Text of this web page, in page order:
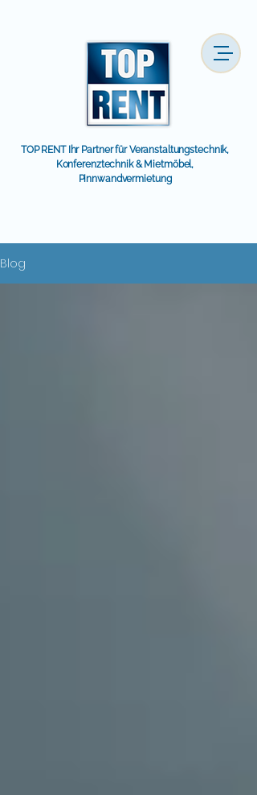
TOP RENT Ihr Partner für Veranstaltungstechnik,
Konferenztechnik & Mietmöbel,
Pinnwandvermietung
Blog